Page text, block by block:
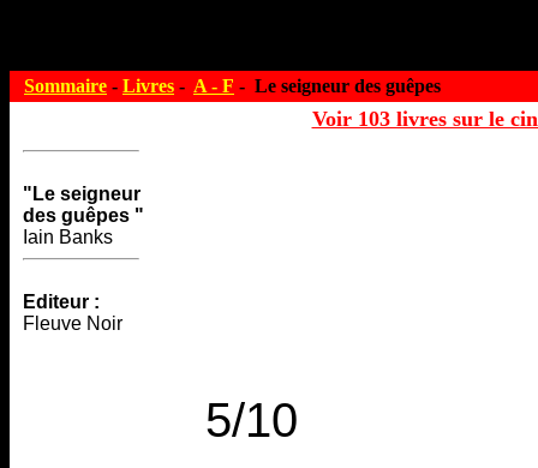
Sommaire - Livres - A - F - Le seigneur des guêpes
Voir 103 livres sur le
"Le seigneur
des guêpes "
Iain Banks
Editeur :
Fleuve Noir
5/10